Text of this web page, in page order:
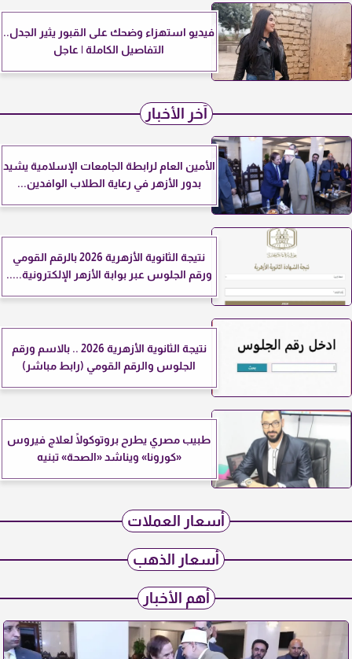
فيديو استهزاء وضحك على القبور يثير الجدل..
التفاصيل الكاملة | عاجل
آخر الأخبار
الأمين العام لرابطة الجامعات الإسلامية يشيد
بدور الأزهر في رعاية الطلاب الوافدين...
نتيجة الثانوية الأزهرية 2026 بالرقم القومي
ورقم الجلوس عبر بوابة الأزهر الإلكترونية.....
نتيجة الثانوية الأزهرية 2026 .. بالاسم ورقم
الجلوس والرقم القومي (رابط مباشر)
طبيب مصري يطرح بروتوكولًا لعلاج فيروس
«كورونا» ويناشد «الصحة» تبنيه
أسعار العملات
أسعار الذهب
أهم الأخبار